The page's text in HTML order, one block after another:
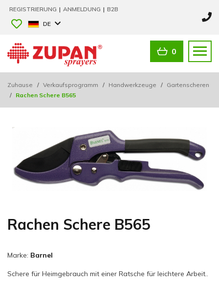
REGISTRIERUNG | ANMELDUNG | B2B
DE
0
Zuhause / Verkaufsprogramm / Handwerkzeuge / Gartenscheren
/ Rachen Schere B565
Rachen Schere B565
Marke: Barnel
Schere für Heimgebrauch mit einer Ratsche für leichtere Arbeit..